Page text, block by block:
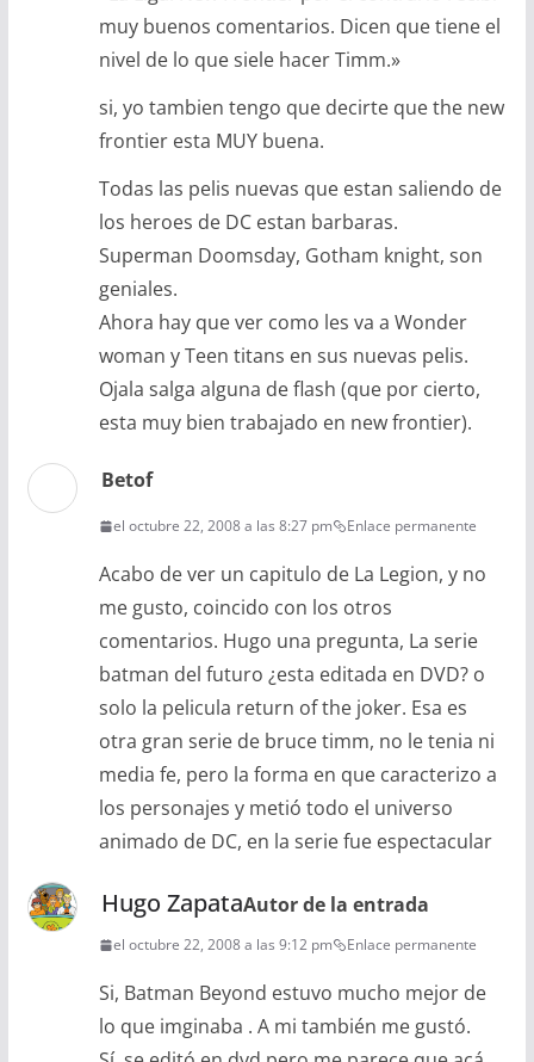
muy buenos comentarios. Dicen que tiene el
nivel de lo que siele hacer Timm.»
si, yo tambien tengo que decirte que the new
frontier esta MUY buena.
Todas las pelis nuevas que estan saliendo de
los heroes de DC estan barbaras.
Superman Doomsday, Gotham knight, son
geniales.
Ahora hay que ver como les va a Wonder
woman y Teen titans en sus nuevas pelis.
Ojala salga alguna de flash (que por cierto,
esta muy bien trabajado en new frontier).
Betof
el octubre 22, 2008 a las 8:27 pm Enlace permanente
Acabo de ver un capitulo de La Legion, y no
me gusto, coincido con los otros
comentarios. Hugo una pregunta, La serie
batman del futuro ¿esta editada en DVD? o
solo la pelicula return of the joker. Esa es
otra gran serie de bruce timm, no le tenia ni
media fe, pero la forma en que caracterizo a
los personajes y metió todo el universo
animado de DC, en la serie fue espectacular
Hugo ZapataAutor de la entrada
el octubre 22, 2008 a las 9:12 pm Enlace permanente
Si, Batman Beyond estuvo mucho mejor de
lo que imginaba . A mi también me gustó.